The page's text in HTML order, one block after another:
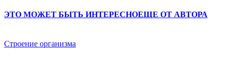
ЭТО МОЖЕТ БЫТЬ ИНТЕРЕСНОЕЩЕ ОТ АВТОРА
Строение организма